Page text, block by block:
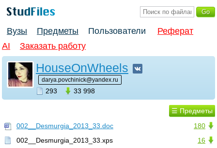
Вузы Предметы Пользователи
Реферат
AI
Заказать работу
HouseOnWheels
darya.povchinick@yandex.ru
293 33 998
☰ Предметы
180
002__Desmurgia_2013_33.doc
16
002__Desmurgia_2013_33.xps